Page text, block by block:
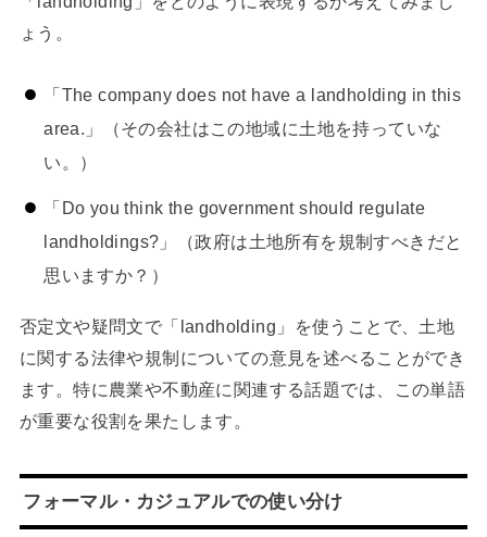
ょう。
「The company does not have a landholding in this
area.」（その会社はこの地域に土地を持っていな
い。）
「Do you think the government should regulate
landholdings?」（政府は土地所有を規制すべきだと
思いますか？）
否定文や疑問文で「landholding」を使うことで、土地
に関する法律や規制についての意見を述べることができ
ます。特に農業や不動産に関連する話題では、この単語
が重要な役割を果たします。
フォーマル・カジュアルでの使い分け